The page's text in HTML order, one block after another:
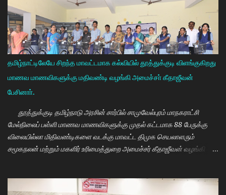
தமிழ்நாட்டிலேயே சிறந்த மாவட்டமாக கல்வியில் தூத்துக்குடி விளங்குகிறது
மாணவ மாணவிகளுக்கு மதிவண்டி வழங்கி அமைச்சா் கீதாஜீவன்
பேசினாா்.
தூத்துக்குடி தமிழ்நாடு அரசின் சார்பில் சாமுவேல்புரம் மாநகராட்சி
மேல்நிலைப் பள்ளி மாணவ மாணவிகளுக்கு முதல் கட்டமாக 88 பேருக்கு
விலையில்லா மிதிவண்டிகளை வடக்கு மாவட்ட திமுக செயலாளரும்
சமூகநலன் மற்றும் மகளிர் உரிமைத்துறை அமைச்சர் கீதாஜீவன் வழங்கி
கல்வியில் சிறந்து விளங்க வேண்டும் என்பதற்காக முதலமைச்சர்